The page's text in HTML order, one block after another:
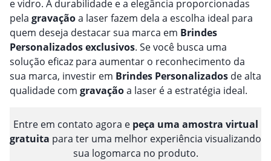
e vidro. A durabilidade e a elegância proporcionadas
pela gravaçãoa laser fazem dela a escolha ideal para
quem deseja destacar sua marca em Brindes
Personalizadosexclusivos. Se você busca uma
solução eficaz para aumentar o reconhecimento da
sua marca, investir em Brindes Personalizados de alta
qualidade com gravaçãoa laser é a estratégia ideal.
Entre em contato agora e peça uma amostra virtual
gratuita para ter uma melhor experiência visualizando
sua logomarca no produto.